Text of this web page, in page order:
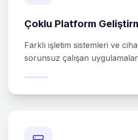
Çoklu Platform
Farklı işletim sistemleri ve
sorunsuz çalışan